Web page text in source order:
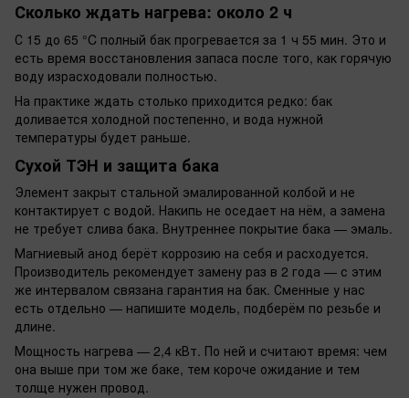
Сколько ждать нагрева: около 2 ч
С 15 до 65 °C полный бак прогревается за 1 ч 55 мин. Это и
есть время восстановления запаса после того, как горячую
воду израсходовали полностью.
На практике ждать столько приходится редко: бак
доливается холодной постепенно, и вода нужной
температуры будет раньше.
Сухой ТЭН и защита бака
Элемент закрыт стальной эмалированной колбой и не
контактирует с водой. Накипь не оседает на нём, а замена
не требует слива бака. Внутреннее покрытие бака — эмаль.
Магниевый анод берёт коррозию на себя и расходуется.
Производитель рекомендует замену раз в 2 года — с этим
же интервалом связана гарантия на бак. Сменные у нас
есть отдельно — напишите модель, подберём по резьбе и
длине.
Мощность нагрева — 2,4 кВт. По ней и считают время: чем
она выше при том же баке, тем короче ожидание и тем
толще нужен провод.